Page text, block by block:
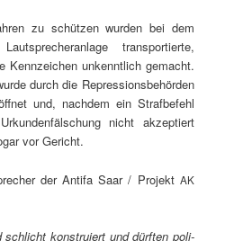
zu schützen wur­den bei dem
trans­portierte,
Kennze­ichen unken­ntlich gemacht.
durch die Repres­sions­be­hör­den
und, nach­dem ein Straf­be­fehl
nicht akzep­tiert
vor Gericht.
der Antifa Saar / Pro­jekt AK
schlicht kon­stru­iert und dürften poli­